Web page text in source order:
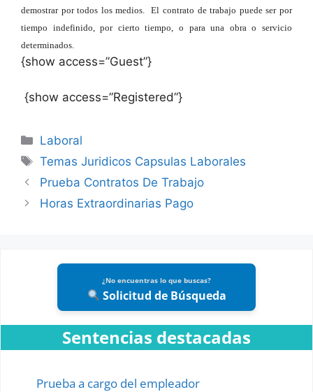
demostrar por todos los medios. El contrato de trabajo puede ser por
tiempo indefinido, por cierto tiempo, o para una obra o servicio
determinados.
{show access=”Guest”}
{show access=”Registered”}
Categories
Laboral
Tags
Temas Juridicos Capsulas Laborales
Prueba Contratos De Trabajo
Horas Extraordinarias Pago
¿No encuentras lo que buscas?
Solicitud de Búsqueda
Sentencias destacadas
Prueba a cargo del empleador